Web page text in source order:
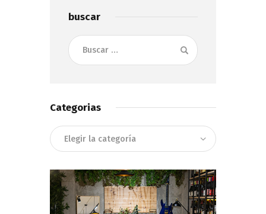
buscar
Buscar:
Categorias
Categorias